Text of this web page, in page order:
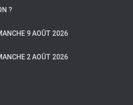
?
9 AOÛT 2026
2 AOÛT 2026